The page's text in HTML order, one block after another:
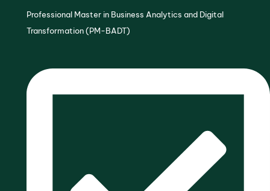
Professional Master in Business Analytics and Digital
Transformation (PM-BADT)